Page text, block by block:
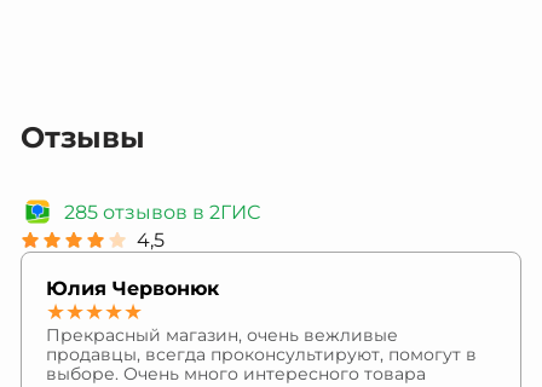
Отзывы
285 отзывов в 2ГИС
4,5
Юлия Червонюк
★★★★★
Прекрасный магазин, очень вежливые
продавцы, всегда проконсультируют, помогут в
выборе. Очень много интересного товара